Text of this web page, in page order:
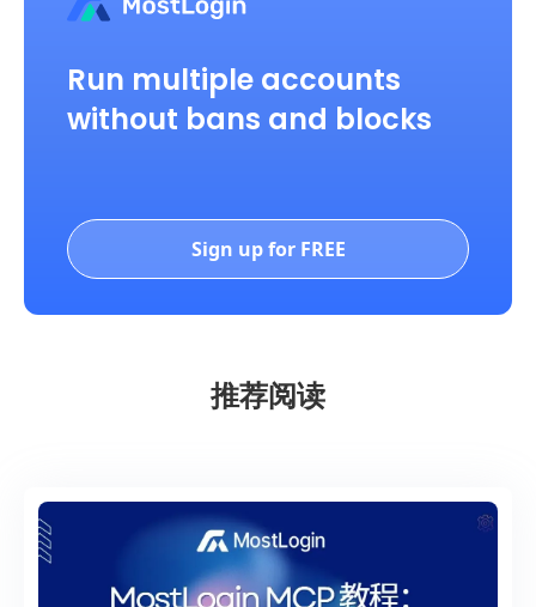
Run multiple accounts
without bans and blocks
Sign up for FREE
推荐阅读